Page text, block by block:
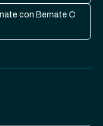
con Bernate C